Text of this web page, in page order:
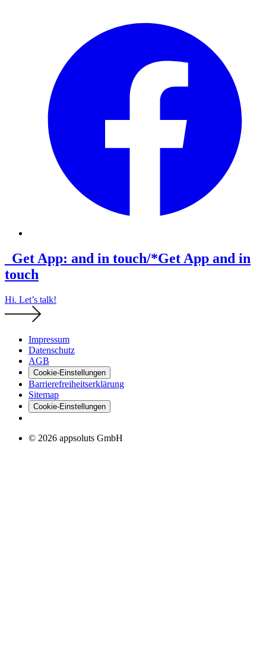
_Get App: and in touch/*Get App and in
touch
Hi. Let’s talk!
Impressum
Datenschutz
AGB
Cookie-Einstellungen
Barrierefreiheitserklärung
Sitemap
Cookie-Einstellungen
© 2026 appsoluts GmbH